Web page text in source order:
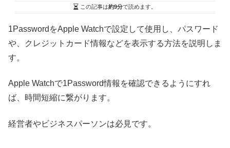
この記事は約9分で読めます。
1PasswordをApple Watchで設定して使用し、パスワード
や、クレジットカード情報などを表示する方法を説明しま
す。
Apple Watchで1Password情報を確認できるようにすれ
ば、時間短縮に繋がります。
経営者やビジネスパーソンは必見です。